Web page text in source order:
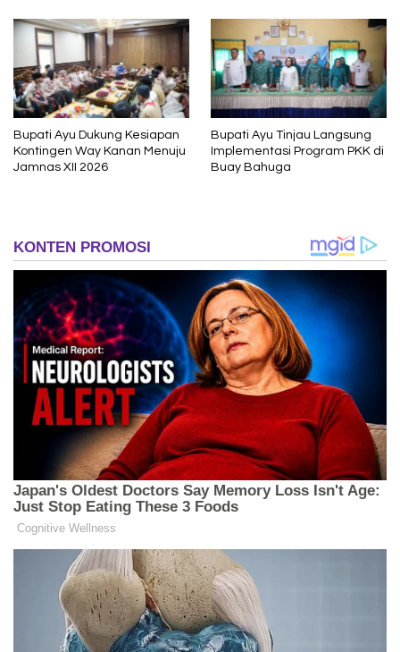
Bupati Ayu Dukung Kesiapan
Kontingen Way Kanan Menuju
Jamnas XII 2026
Bupati Ayu Tinjau Langsung
Implementasi Program PKK di
Buay Bahuga